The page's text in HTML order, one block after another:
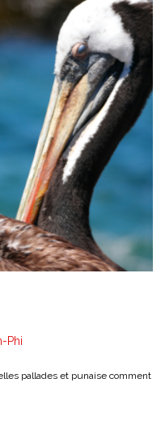
Phi
pallades et punaise comment